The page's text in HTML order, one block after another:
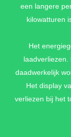
een langere
kilowatturen
Het
daadwerkelijk
Het display
verliezen bij het